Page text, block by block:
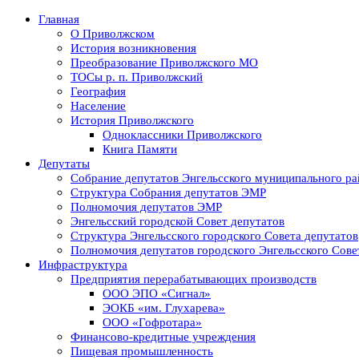
Главная
О Приволжском
История возникновения
Преобразование Приволжского МО
ТОСы р. п. Приволжский
География
Население
История Приволжского
Одноклассники Приволжского
Книга Памяти
Депутаты
Собрание депутатов Энгельсского муниципального
Структура Собрания депутатов ЭМР
Полномочия депутатов ЭМР
Энгельсский городской Совет депутатов
Структура Энгельсского городского Совета депутатов
Полномочия депутатов городского Энгельсского
Инфраструктура
Предприятия перерабатывающих производств
ООО ЭПО «Сигнал»
ЭОКБ «им. Глухарева»
ООО «Гофротара»
Финансово-кредитные учреждения
Пищевая промышленность